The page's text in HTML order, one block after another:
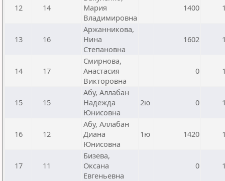
12 14
Мария
Владимировна
1400
13 16
Аржанникова,
Нина
Степановна
1602
14 17
Смирнова,
Анастасия
Викторовна
0
15 15
Абу, Аллабан
Надежда
Юнисовна
2ю 0
16 12
Абу, Аллабан
Диана
Юнисовна
1ю 1420
17 11
Бизева,
Оксана
Евгеньевна
0